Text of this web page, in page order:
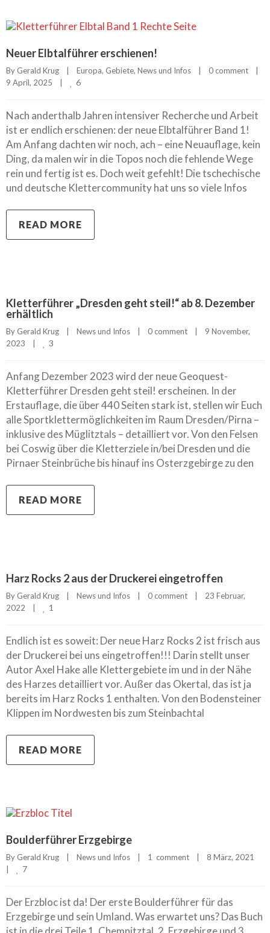
Neuer Elbtalführer erschienen!
By Gerald Krug Europa, Gebiete, News und Infos 0 comment
9 April, 2025
6
Nach anderthalb Jahren intensiver Recherche und Arbeit
ist er endlich erschienen: der neue Elbtalführer Band 1!
Am Anfang dachten wir noch, ach – eine Neuauflage, kein
Ding, da malen wir in die Topos noch die fehlende Wege
rein und fertig ist es. Doch weit gefehlt! Die tschechische
und deutsche Klettercommunity hat uns so viele Infos
READ MORE
Kletterführer „Dresden geht steil!“ ab 8. Dezember
erhältlich
By Gerald Krug News und Infos 0 comment
9 November,
2023
3
Anfang Dezember 2023 wird der neue Geoquest-
Kletterführer Dresden geht steil! erscheinen. In der
Erstauflage, die über 440 Seiten stark ist, stellen wir Euch
alle Sportklettermöglichkeiten im Raum Dresden/Pirna –
inklusive des Müglitztals – detailliert vor. Von den Felsen
bei Coswig über die Kletterziele in/bei Dresden und die
Pirnaer Steinbrüche bis hinauf ins Osterzgebirge zu den
READ MORE
Harz Rocks 2 aus der Druckerei eingetroffen
By Gerald Krug News und Infos 0 comment
23 Februar,
2022
1
Endlich ist es soweit: Der neue Harz Rocks 2 ist frisch aus
der Druckerei bei uns eingetroffen!!! Darin stellt unser
Autor Axel Hake alle Klettergebiete im und in der Nähe
des Harzes detailliert vor. Außer das Okertal, das ist ja
bereits im Harz Rocks 1 enthalten. Von den Bodensteiner
Klippen im Nordwesten bis zum Steinbachtal
READ MORE
Boulderführer Erzgebirge
By Gerald Krug News und Infos 1  comment
7
Der Erzbloc ist da! Der erste Boulderführer für das
Erzgebirge und sein Umland. Was erwartet uns? Das Buch